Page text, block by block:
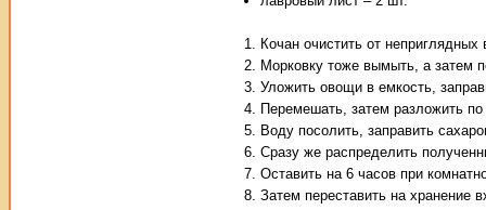
Кочан очистить от
Морковку тоже вымыть, а затем
Уложить овощи в емкость,
Перемешать, затем разложить
Воду посолить, заправить
Сразу же распределить
Оставить на 6 часов при
Затем переставить на хранение